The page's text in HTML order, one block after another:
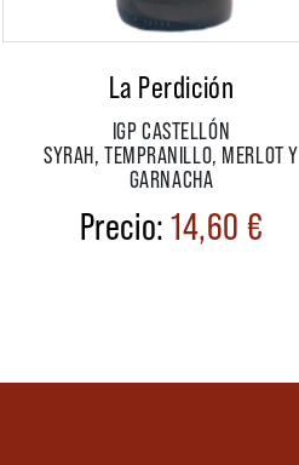
La Perdición
IGP CASTELLÓN
SYRAH, TEMPRANILLO, MERLOT Y
GARNACHA
14,60 €